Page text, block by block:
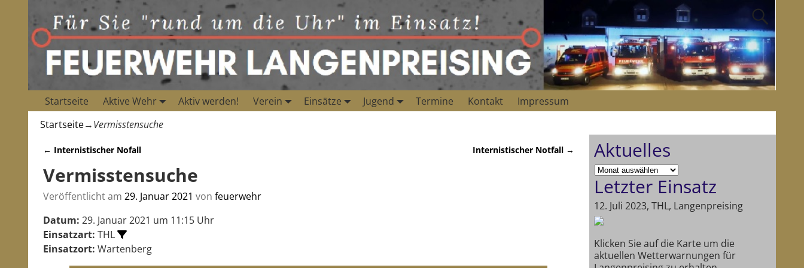
Startseite Aktive Wehr Aktiv werden! Verein Einsätze Jugend Termine Kontakt
Impressum
Startseite→Vermisstensuche
← Internistischer Nofall Internistischer Notfall →
Vermisstensuche
Veröffentlicht am 29. Januar 2021 von feuerwehr
Datum: 29. Januar 2021 um 11:15 Uhr
Einsatzart: THL
Einsatzort: Wartenberg
Aktuelles
Letzter Einsatz
12. Juli 2023, THL, Langenpreising
Klicken Sie auf die Karte um die
aktuellen Wetterwarnungen für